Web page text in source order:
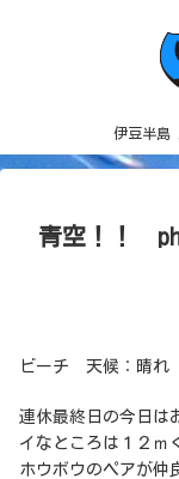
伊豆半島
青空！！
ビーチ 天候：晴
連休最終日の今日は
イなところは１２ｍ
ホウボウのペアが仲